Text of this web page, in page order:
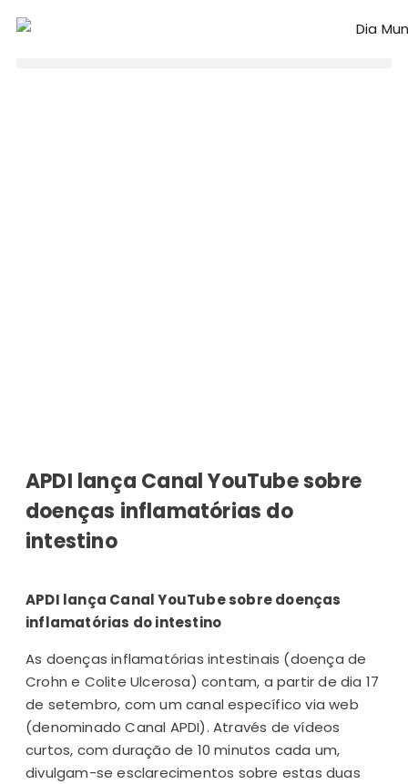
APDI lança Canal YouTube sobre
doenças inflamatórias do
intestino
APDI lança Canal YouTube sobre doenças
inflamatórias do intestino
As doenças inflamatórias intestinais (doença de
Crohn e Colite Ulcerosa) contam, a partir de dia 17
de setembro, com um canal específico via web
(denominado Canal APDI). Através de vídeos
curtos, com duração de 10 minutos cada um,
divulgam-se esclarecimentos sobre estas duas